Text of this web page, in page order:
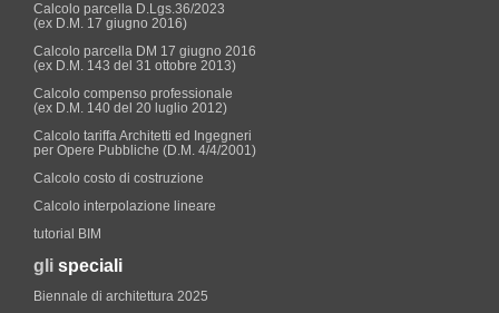
Calcolo parcella D.Lgs.36/2023
(ex D.M. 17 giugno 2016)
Calcolo parcella DM 17 giugno 2016
(ex D.M. 143 del 31 ottobre 2013)
Calcolo compenso professionale
(ex D.M. 140 del 20 luglio 2012)
Calcolo tariffa Architetti ed Ingegneri
per Opere Pubbliche (D.M. 4/4/2001)
Calcolo costo di costruzione
Calcolo interpolazione lineare
tutorial BIM
gli speciali
Biennale di architettura 2025